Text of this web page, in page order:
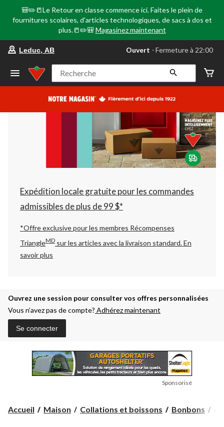
🎒✏️📒Le Retour en classe commence ici. Faites le plein de
fournitures scolaires, d'articles technologiques, de sacs à dos et
plus.📒✏️🎒 Magasinez maintenant
votre
préféré
Leduc,
AB,
courament
Fermeture
à
22:00
cliquer
pour
changer
Leduc, AB Ouvert ⋅ Fermeture à 22:00
Recherche
Expédition locale gratuite pour les commandes
admissibles de plus de 99 $*
*Offre exclusive pour les membres Récompenses
TriangleMD sur les articles avec la livraison standard.En
savoir plus
Ouvrez une session pour consulter vos offres personnalisées
Vous n’avez pas de compte? Adhérez maintenant
Se connecter
Sponsorisé
Accueil Maison Collations et boissons Bonbons